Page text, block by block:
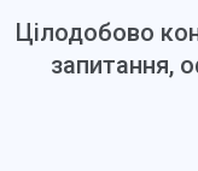
Цілодобово
запитання,